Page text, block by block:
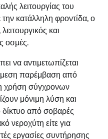
λειτουργίας του
κατάλληλη φροντίδα, ο
και
οσμές.
να αντιμετωπίζεται
παρέμβαση από
η χρήση σύγχρονων
μόνιμη λύση και
δίκτυο από σοβαρές
νεροχύτη είτε για
εργασίες συντήρησης